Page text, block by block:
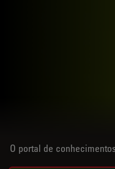
O portal de